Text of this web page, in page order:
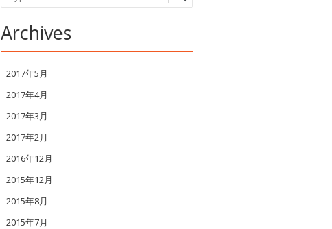
Archives
2017年5月
2017年4月
2017年3月
2017年2月
2016年12月
2015年12月
2015年8月
2015年7月